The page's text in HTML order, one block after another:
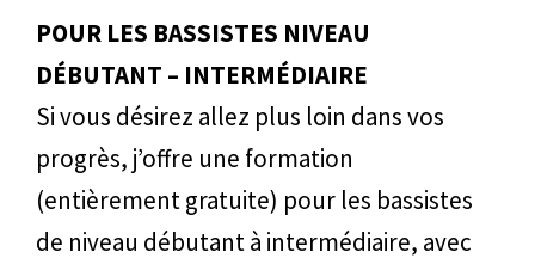
POUR LES BASSISTES NIVEAU
DÉBUTANT – INTERMÉDIAIRE
Si vous désirez allez plus loin dans vos
progrès, j’offre une formation
(entièrement gratuite) pour les bassistes
de niveau débutant à intermédiaire, avec